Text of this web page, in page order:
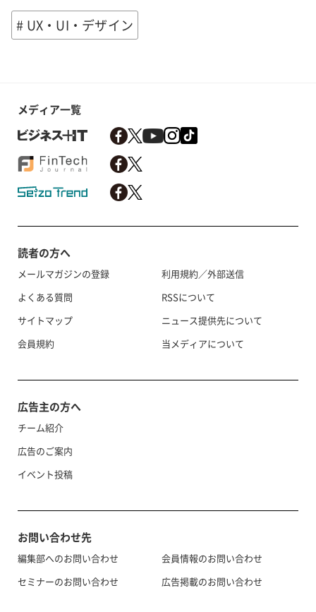
# UX・UI・デザイン
メディア一覧
読者の方へ
メールマガジンの登録
よくある質問
サイトマップ
会員規約
利用規約／外部送信
RSSについて
ニュース提供先について
当メディアについて
広告主の方へ
チーム紹介
広告のご案内
イベント投稿
お問い合わせ先
編集部へのお問い合わせ
セミナーのお問い合わせ
会員情報のお問い合わせ
広告掲載のお問い合わせ